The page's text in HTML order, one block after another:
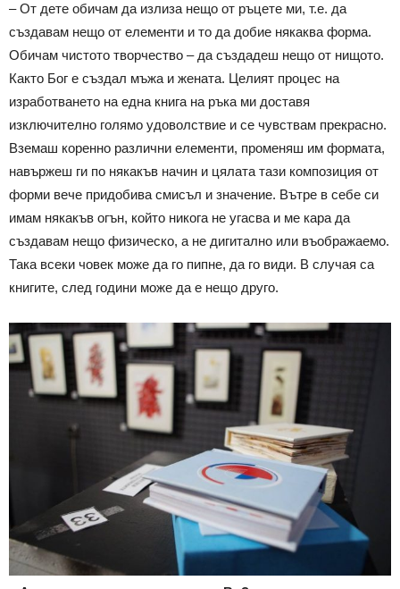
– От дете обичам да излиза нещо от ръцете ми, т.е. да
създавам нещо от елементи и то да добие някаква форма.
Обичам чистото творчество – да създадеш нещо от нищото.
Както Бог е създал мъжа и жената. Целият процес на
изработването на една книга на ръка ми доставя
изключително голямо удоволствие и се чувствам прекрасно.
Вземаш коренно различни елементи, променяш им формата,
навържеш ги по някакъв начин и цялата тази композиция от
форми вече придобива смисъл и значение. Вътре в себе си
имам някакъв огън, който никога не угасва и ме кара да
създавам нещо физическо, а не дигитално или въображаемо.
Така всеки човек може да го пипне, да го види. В случая са
книгите, след години може да е нещо друго.